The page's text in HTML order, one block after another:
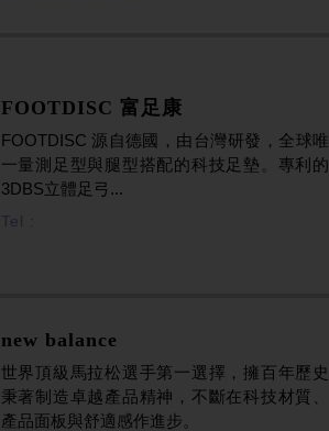
FOOTDISC 富足康
FOOTDISC 源自德國，由台灣研發，全球唯
一量測足型與腿型搭配的科技足墊。專利的
3DBS立體足弓...
Tel :
new balance
世界頂級馬拉松選手第一選擇，擁百年歷史
秉著制造卓越產品精神，不斷在科技材質、
產品面板與舒適感作進步。